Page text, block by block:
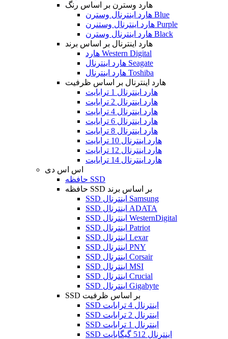
هارد وسترن بر اساس رنگ
هارد اینترنال وسترن Blue
هارد اینترنال وستنرن Purple
هارد اینترنال وسترن Black
هارد اینترنال بر اساس برند
هارد Western Digital
هارد اینترنال Seagate
هارد اینترنال Toshiba
هارد اینترنال بر اساس ظرفیت
هارد اینترنال 1 ترابایت
هارد اینترنال 2 ترابایت
هارد اینترنال 4 ترابایت
هارد اینترنال 6 ترابایت
هارد اینترنال 8 ترابایت
هارد اینترنال 10 ترابایت
هارد اینترنال 12 ترابایت
هارد اینترنال 14 ترابایت
اس اس دی
حافظه SSD
حافظه SSD بر اساس برند
SSD اینترنال Samsung
SSD اینترنال ADATA
SSD اینترنال WesternDigital
SSD اینترنال Patriot
SSD اینترنال Lexar
SSD اینترنال PNY
SSD اینترنال Corsair
SSD اینترنال MSI
SSD اینترنال Crucial
SSD اینترنال Gigabyte
SSD بر اساس ظرفیت
SSD اینترنال 4 ترابایت
SSD اینترنال 2 ترابایت
SSD اینترنال 1 ترابایت
SSD اینترنال 512 گیگابایت